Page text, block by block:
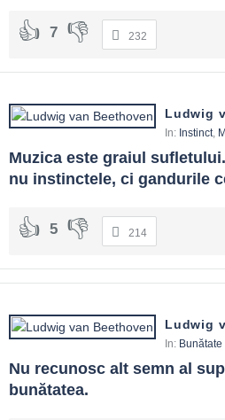
7 232
Ludwig
In: Instinct
Muzica este graiul
nu instinctele, ci gandurile
5 214
Ludwig
In: Bunătate
Nu recunosc alt semn al
bunătatea.